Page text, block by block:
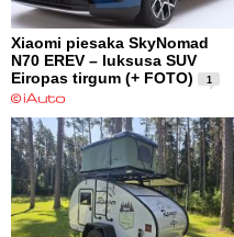
Xiaomi piesaka SkyNomad
N70 EREV – luksusa SUV
Eiropas tirgum (+ FOTO)
1